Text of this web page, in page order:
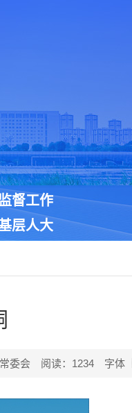
督工作
层人大
委会 阅读： 1234 字体